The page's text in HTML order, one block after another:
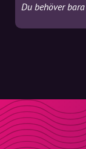
Du behöver bara